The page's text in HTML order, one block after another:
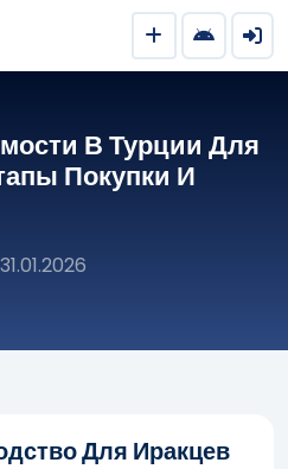
В Турции Для
Покупки И
31.01.2026
Для Иракцев